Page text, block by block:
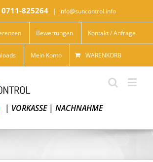
825264 | info@suncontrol.info
Bewertungen Kontakt / Anfrage
Mein Konto WARENKORB
| VORKASSE| NACHNAHME